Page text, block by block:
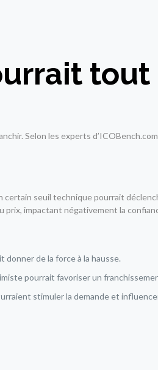
tout
Selon les experts
seuil technique pourrait
prix, impactant négativement la
de la force à la hausse.
pourrait favoriser un
stimuler la demande et